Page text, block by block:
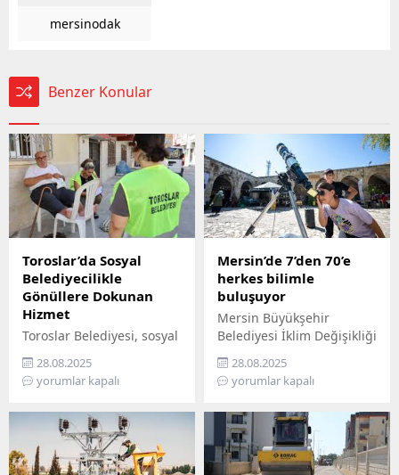
mersinodak
Benzer Konular
Toroslar’da Sosyal
Belediyecilikle
Gönüllere Dokunan
Hizmet
Toroslar Belediyesi, sosyal
belediyecilik anlayışıyla
vatandaşların gönüllerine
dokunmaya devam ediyor.
vatandaşlar, özel
gereksinimli bireyler ile
gazi ve şehit aileleri,
28.08.2025
yorumlar kapalı
Mersin’de 7’den 70’e
herkes bilimle
buluşuyor
Mersin Büyükşehir
Belediyesi İklim Değişikliği
ve Sıfır Atık Dairesi
Başkanlığı, Mercan 100.
Yıl İklim ve Çevre Bilim
edemeyenler için bilimi
yurttaşın ayağına
götürüyor. ‘Gökyüzü
28.08.2025
yorumlar kapalı